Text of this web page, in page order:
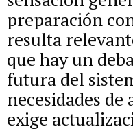
preparación
resulta
que hay un
futura del
necesidades
exige